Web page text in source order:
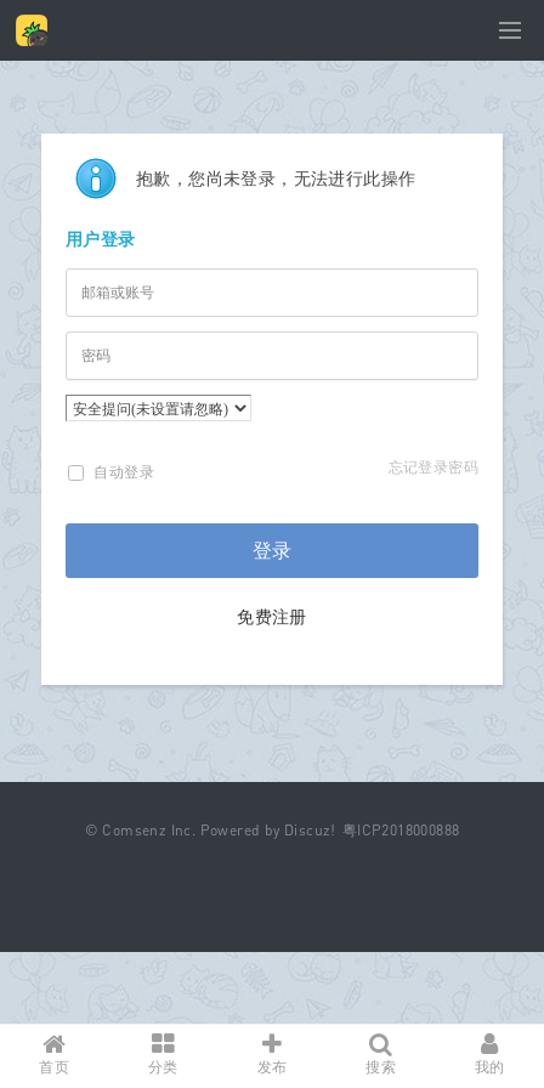
抱歉，您尚未登录，无法进行此操作
用户登录
自动登录 忘记登录密码
登录
免费注册
首页 分类 发布 搜索 我的
© Comsenz Inc. Powered by Discuz! 粤ICP2018000888